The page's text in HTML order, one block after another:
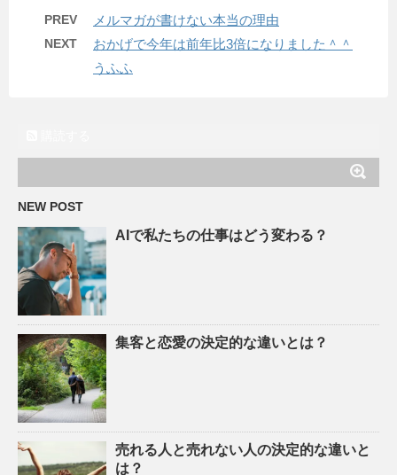
PREV メルマガが書けない本当の理由
NEXT
おかげで今年は前年比3倍になりました＾＾
うふふ
NEW POST
AIで私たちの仕事はどう変わる？
集客と恋愛の決定的な違いとは？
売れる人と売れない人の決定的な違いと
は？